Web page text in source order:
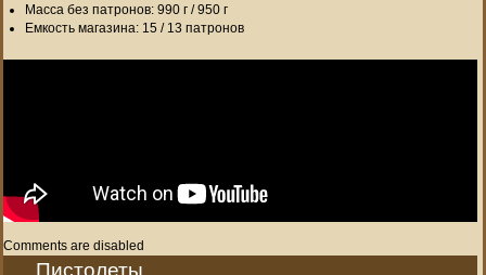
Масса без патронов: 990 г / 950 г
Емкость магазина: 15 / 13 патронов
Comments are disabled
Пистолеты